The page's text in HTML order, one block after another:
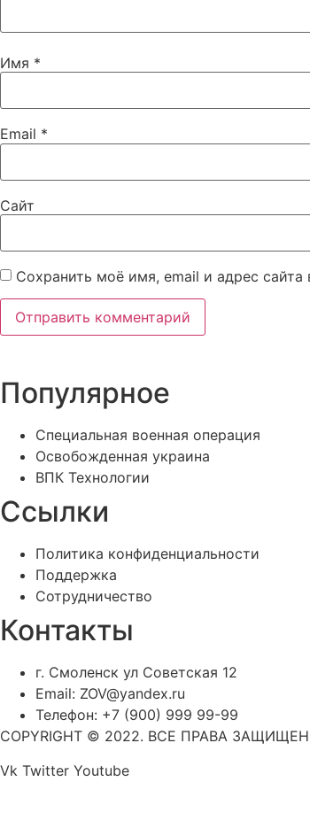
Имя *
Email *
Сайт
Сохранить моё имя, email и адрес
Популярное
Специальная военная операция
Освобожденная украина
ВПК Технологии
Ссылки
Политика конфиденциальности
Поддержка
Сотрудничество
Контакты
г. Смоленск ул Советская 12
Email: ZOV@yandex.ru
Телефон: +7 (900) 999 99-99
COPYRIGHT © 2022. ВСЕ ПРАВА
Vk Twitter Youtube